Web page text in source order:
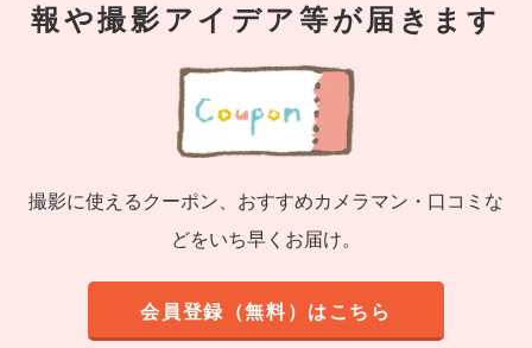
報や撮影アイデア等が届きます
撮影に使えるクーポン、おすすめカメラマン・口コミな
どをいち早くお届け。
会員登録（無料）はこちら